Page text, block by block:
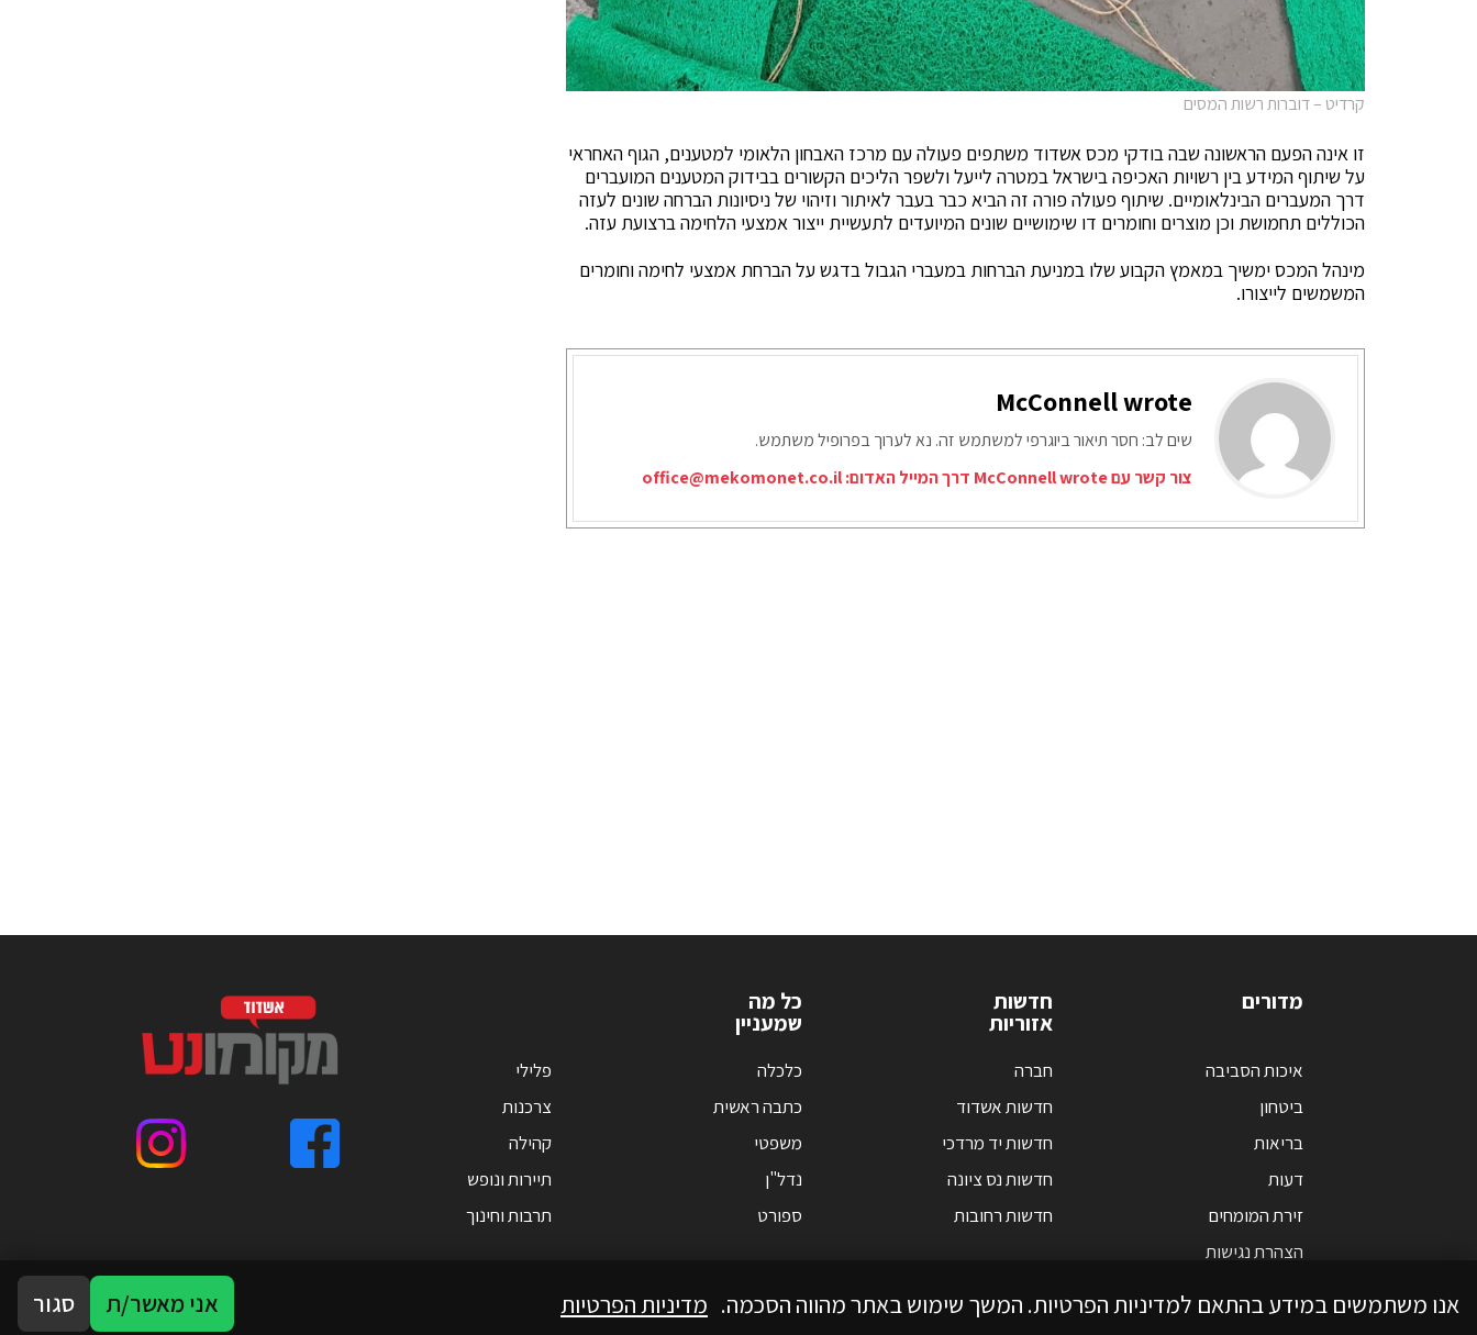
קרדיט – דוברות רשות המסים
זו אינה הפעם הראשונה שבה בודקי מכס אשדוד משתפים פעולה עם מרכז האבחון הלאומי למטענים, הגוף האחראי
על שיתוף המידע בין רשויות האכיפה בישראל במטרה לייעל ולשפר הליכים הקשורים בבידוק המטענים המועברים
דרך המעברים הבינלאומיים. שיתוף פעולה פורה זה הביא כבר בעבר לאיתור וזיהוי של ניסיונות הברחה שונים לעזה
הכוללים תחמושת וכן מוצרים וחומרים דו שימושיים שונים המיועדים לתעשיית ייצור אמצעי הלחימה ברצועת עזה.
מינהל המכס ימשיך במאמץ הקבוע שלו במניעת הברחות במעברי הגבול בדגש על הברחת אמצעי לחימה וחומרים
המשמשים לייצורו.
McConnell wrote
שים לב: חסר תיאור ביוגרפי למשתמש זה. נא לערוך בפרופיל משתמש.
צור קשר עם McConnell wrote דרך המייל האדום:
office@mekomonet.co.il
מדורים
איכות הסביבה
ביטחון
בריאות
דעות
זירת המומחים
הצהרת נגישות
חדשות
אזוריות
חברה
חדשות אשדוד
חדשות יד מרדכי
חדשות נס ציונה
חדשות רחובות
כל מה
שמעניין
כלכלה
כתבה ראשית
משפטי
נדל"ן
ספורט
פלילי
צרכנות
קהילה
תיירות ונופש
תרבות וחינוך
אנו משתמשים במידע בהתאם למדיניות הפרטיות. המשך שימוש באתר מהווה הסכמה. מדיניות הפרטיות אני מאשר/ת סגור